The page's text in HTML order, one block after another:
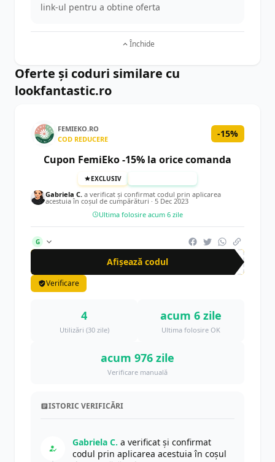
link-ul pentru a obtine oferta
Închide
Oferte și coduri similare cu
lookfantastic.ro
FEMIEKO.RO
COD REDUCERE
-15%
Cupon FemiEko -15% la orice comanda
EXCLUSIV
Gabriela C. a verificat și confirmat codul prin aplicarea
acestuia în coșul de cumpărături · 5 Dec 2023
Ultima folosire acum 6 zile
G
Afișează codul CR-
Verificare
4
Utilizări (30 zile)
acum 6 zile
Ultima folosire OK
acum 976 zile
Verificare manuală
ISTORIC VERIFICĂRI
Gabriela C. a verificat și confirmat
codul prin aplicarea acestuia în coșul